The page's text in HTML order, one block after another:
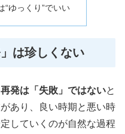
“ゆっくり”でいい
は珍しくない
再発は「失敗」ではないと
あり、良い時期と悪い時
していくのが自然な過程